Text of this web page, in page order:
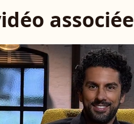
associée